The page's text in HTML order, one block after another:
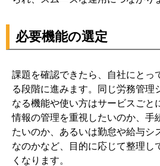
必要機能の選定
課題を確認できたら、自社にとっ
る段階に進みます。同じ労務管理
なる機能や使い方はサービスごと
情報の管理を重視したいのか、手
たいのか、あるいは勤怠や給与シ
なのかなど、目的に応じて整理し
くなります。